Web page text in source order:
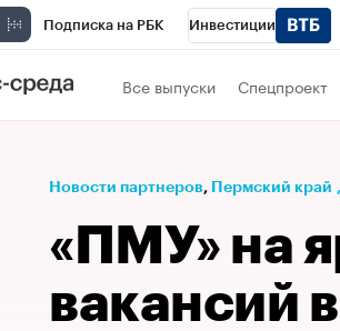
Подписка на РБК Инвестиции
Телеканал
Спецпроекты Проверка контрагентов
Все выпуски Спецпроект
Новости партнеров⁠, Пермский край ,
«ПМУ» на
вакансий